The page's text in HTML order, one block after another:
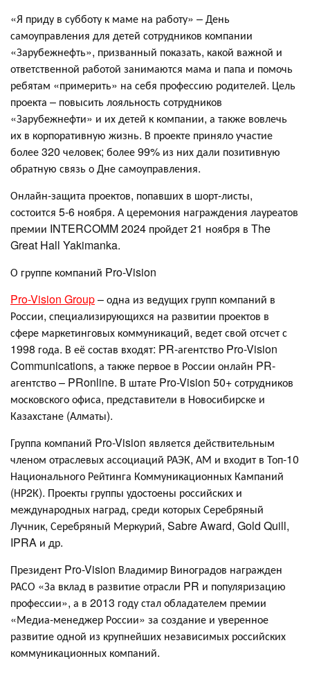
«Я приду в субботу к маме на работу» – День
самоуправления для детей сотрудников компании
«Зарубежнефть», призванный показать, какой важной и
ответственной работой занимаются мама и папа и помочь
ребятам «примерить» на себя профессию родителей. Цель
проекта – повысить лояльность сотрудников
«Зарубежнефти» и их детей к компании, а также вовлечь
их в корпоративную жизнь. В проекте приняло участие
более 320 человек; более 99% из них дали позитивную
обратную связь о Дне самоуправления.
Онлайн-защита проектов, попавших в шорт-листы,
состоится 5-6 ноября. А церемония награждения лауреатов
премии INTERCOMM 2024 пройдет 21 ноября в The
Great Hall Yakimanka.
О группе компаний Pro-Vision
Pro-Vision Group– одна из ведущих групп компаний в
России, специализирующихся на развитии проектов в
сфере маркетинговых коммуникаций, ведет свой отсчет с
1998 года. В её состав входят: PR-агентство Pro-Vision
Communications, а также первое в России онлайн PR-
агентство – PRonline. В штате Pro-Vision 50+ сотрудников
московского офиса, представители в Новосибирске и
Казахстане (Алматы).
Группа компаний Pro-Vision является действительным
членом отраслевых ассоциаций РАЭК, АМ и входит в Топ-10
Национального Рейтинга Коммуникационных Кампаний
(НР2К). Проекты группы удостоены российских и
международных наград, среди которых Серебряный
Лучник, Серебряный Меркурий, Sabre Award, Gold Quill,
IPRA и др.
Президент Pro-Vision Владимир Виноградов награжден
РАСО «За вклад в развитие отрасли PR и популяризацию
профессии», а в 2013 году стал обладателем премии
«Медиа-менеджер России» за создание и уверенное
развитие одной из крупнейших независимых российских
коммуникационных компаний.